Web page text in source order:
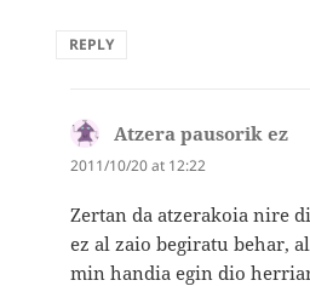
REPLY
Atzera pausorik ez
2011/10/20 at 12:22
Zertan da atzerakoia nire
ez al zaio begiratu behar,
min handia egin dio